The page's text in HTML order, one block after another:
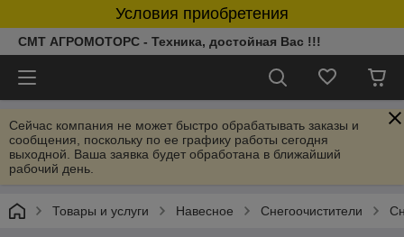
Условия приобретения
СМТ АГРОМОТОРС - Техника, достойная Вас !!!
Сейчас компания не может быстро обрабатывать заказы и
сообщения, поскольку по ее графику работы сегодня
выходной. Ваша заявка будет обработана в ближайший
рабочий день.
Товары и услуги Навесное Снегоочистители